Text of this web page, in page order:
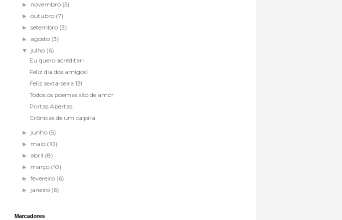
► novembro (5)
►outubro (7)
►setembro (3)
► agosto (3)
▼ julho (6)
Eu quero acreditar!
Feliz dia dos amigos!
Feliz sexta-seira 13!
Todos os poemas são de amor
Portas Abertas
Crônicas de um caipira
► junho (5)
► maio (10)
► abril (8)
► março (10)
►fevereiro (6)
► janeiro (6)
Marcadores